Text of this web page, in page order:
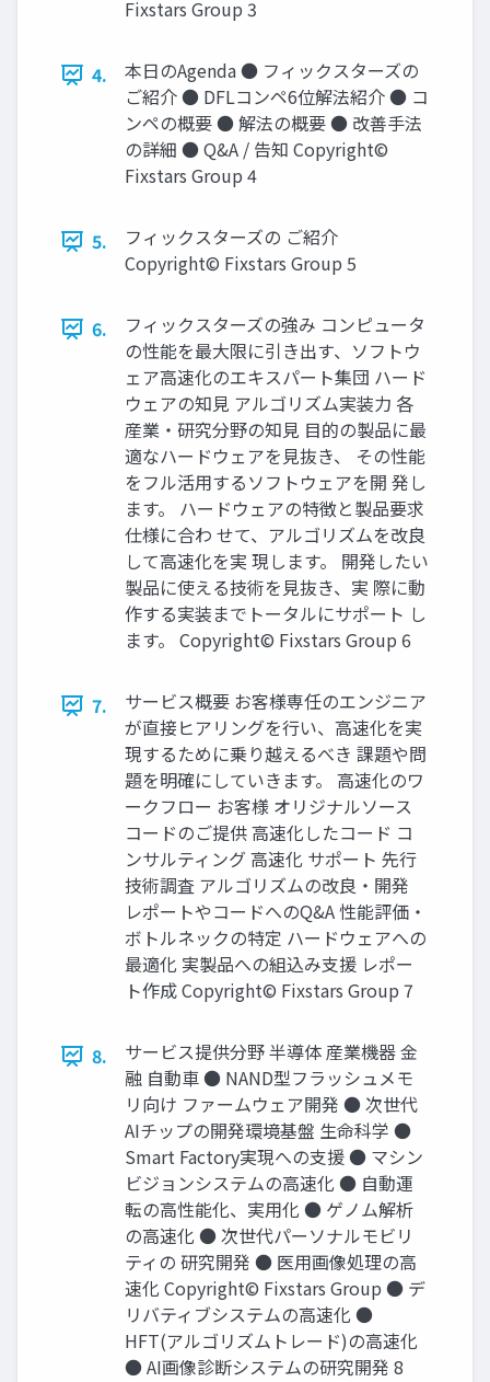
Fixstars Group 3
4.
本日のAgenda ● フィックスターズの
ご紹介 ● DFLコンペ6位解法紹介 ● コ
ンペの概要 ● 解法の概要 ● 改善手法
の詳細 ● Q&A / 告知 Copyright©
Fixstars Group 4
5.
フィックスターズの ご紹介
Copyright© Fixstars Group 5
6.
フィックスターズの強み コンピュータ
の性能を最大限に引き出す、ソフトウ
ェア高速化のエキスパート集団 ハード
ウェアの知見 アルゴリズム実装力 各
産業・研究分野の知見 目的の製品に最
適なハードウェアを見抜き、 その性能
をフル活用するソフトウェアを開 発し
ます。 ハードウェアの特徴と製品要求
仕様に合わ せて、アルゴリズムを改良
して高速化を実 現します。 開発したい
製品に使える技術を見抜き、実 際に動
作する実装までトータルにサポート し
ます。 Copyright© Fixstars Group 6
7.
サービス概要 お客様専任のエンジニア
が直接ヒアリングを行い、高速化を実
現するために乗り越えるべき 課題や問
題を明確にしていきます。 高速化のワ
ークフロー お客様 オリジナルソース
コードのご提供 高速化したコード コ
ンサルティング 高速化 サポート 先行
技術調査 アルゴリズムの改良・開発
レポートやコードへのQ&A 性能評価・
ボトルネックの特定 ハードウェアへの
最適化 実製品への組込み支援 レポー
ト作成 Copyright© Fixstars Group 7
8.
サービス提供分野 半導体 産業機器 金
融 自動車 ● NAND型フラッシュメモ
リ向け ファームウェア開発 ● 次世代
AIチップの開発環境基盤 生命科学 ●
Smart Factory実現への支援 ● マシン
ビジョンシステムの高速化 ● 自動運
転の高性能化、実用化 ● ゲノム解析
の高速化 ● 次世代パーソナルモビリ
ティの 研究開発 ● 医用画像処理の高
速化 Copyright© Fixstars Group ● デ
リバティブシステムの高速化 ●
HFT(アルゴリズムトレード)の高速化
● AI画像診断システムの研究開発 8